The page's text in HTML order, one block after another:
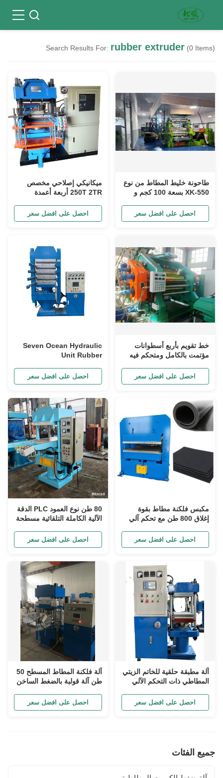
Search Results For: rubber extruder (0 Items)
طاحونة خليط المطاط من نوع
XK-550 بسعة 100 كجم و
احصل على افضل سعر
ميكانيكي إصلاحي مخصص
250T 2TR أربعة أعمدة
التدفئة الكهربائية
احصل على افضل سعر
خط تقويم بأربع أسطوانات
مؤتمت بالكامل ومتحكم فيه
لإنتاج سيور النقل المطاطية
والصفائح المطاطية مسبقة
احصل على افضل سعر
Seven Ocean Hydraulic
Unit Rubber
57.6kw×2 Heating Power
for Within Budget
احصل على افضل سعر
مكبس فلكنة مطاط بقوة
إغلاق 800 طن مع تحكم آلي
EPDMاحصل على افضل سعر
80 طن نوع العمود PLC الدقة
الآلية الكاملة التلقائية مسطحة
احصل على افضل سعر
آلة مطبقة حلقية للخاتم الزيتي
المطاطي ذات التحكم الآلي
احصل على افضل سعر
آلة فلكنة المطاط المسطح 50
طن آلة قولبة بالضغط الساخن
والسيليكوناحصل على افضل سعر
جميع الفئات